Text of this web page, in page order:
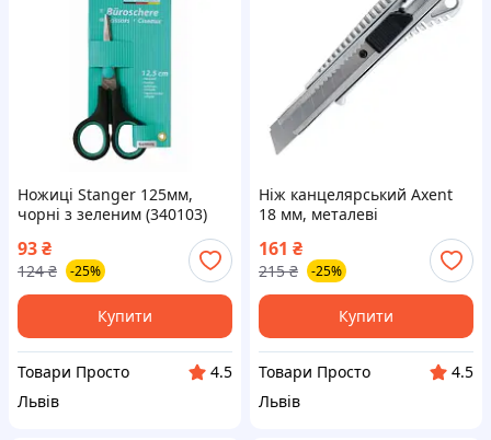
Ножиці Stanger 125мм,
чорні з зеленим (340103)
93₴
124 ₴ -25%
Купити
Товари Просто
4.5
Львів
Ніж канцелярський Axent
18 мм, металеві
161 ₴
215 ₴ -25%
Купити
Товари Просто
4.5
Львів